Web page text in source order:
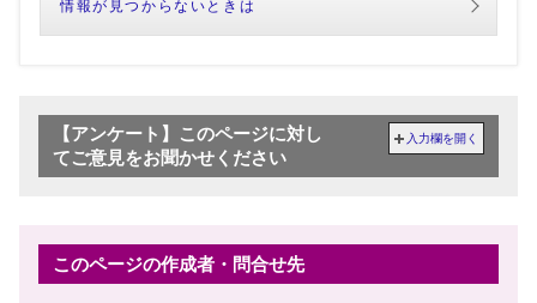
情報が見つからないときは
【アンケート】このページに対し
てご意見をお聞かせください
入力欄を開く
このページの作成者・問合せ先